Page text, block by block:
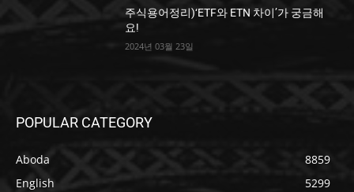
주식용어정리)‘ETF와 ETN 차이’가 궁금해
요!
2024년 03월 23일
POPULAR CATEGORY
Aboda
8859
English
5299